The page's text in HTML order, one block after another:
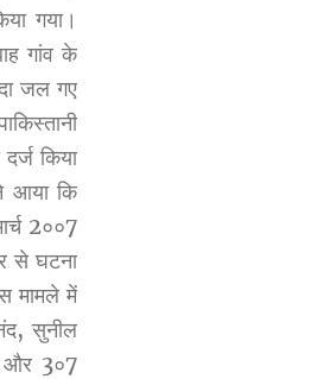
गया।
गांव के
जल गए
किया
आया कि
2००7
से घटना
मामले में
सुनील
और 3०7